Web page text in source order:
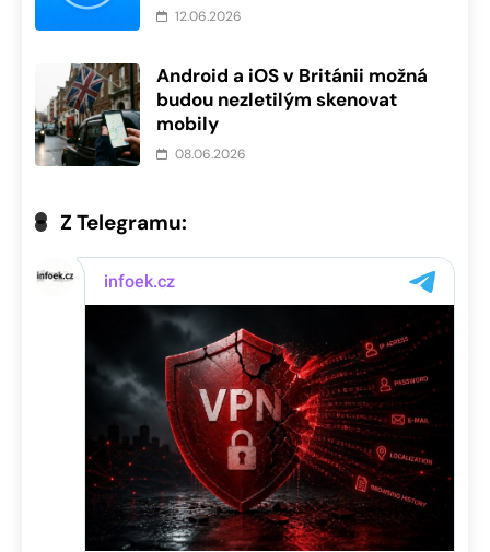
12.06.2026
Android a iOS v Británii možná
budou nezletilým skenovat
mobily
08.06.2026
Z Telegramu: